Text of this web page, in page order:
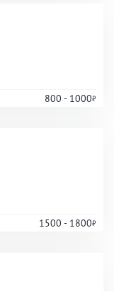
800 - 1000
1500 - 1800